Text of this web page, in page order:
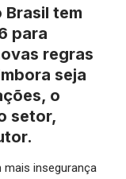
Brasil tem
para
regras
seja
o
setor,
insegurança